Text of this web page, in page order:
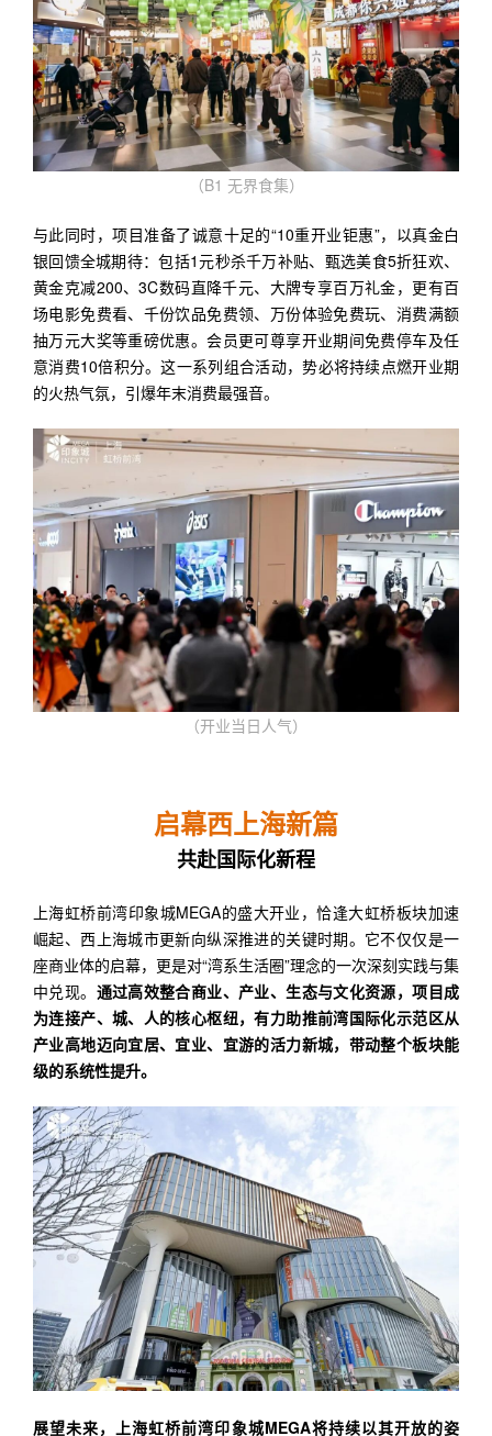
（B1 无界食集）
与此同时，项目准备了诚意十足的“10重开业钜惠”，以真金白
银回馈全城期待：包括1元秒杀千万补贴、甄选美食5折狂欢、
黄金克减200、3C数码直降千元、大牌专享百万礼金，更有百
场电影免费看、千份饮品免费领、万份体验免费玩、消费满额
抽万元大奖等重磅优惠。会员更可尊享开业期间免费停车及任
意消费10倍积分。这一系列组合活动，势必将持续点燃开业期
的火热气氛，引爆年末消费最强音。
（开业当日人气）
启幕西上海新篇
共赴国际化新程
上海虹桥前湾印象城MEGA的盛大开业，恰逢大虹桥板块加速
崛起、西上海城市更新向纵深推进的关键时期。它不仅仅是一
座商业体的启幕，更是对“湾系生活圈”理念的一次深刻实践与集
中兑现。 通过高效整合商业、产业、生态与文化资源，项目成
为连接产、城、人的核心枢纽，有力助推前湾国际化示范区从
产业高地迈向宜居、宜业、宜游的活力新城，带动整个板块能
级的系统性提升。
展望未来，上海虹桥前湾印象城MEGA将持续以其开放的姿